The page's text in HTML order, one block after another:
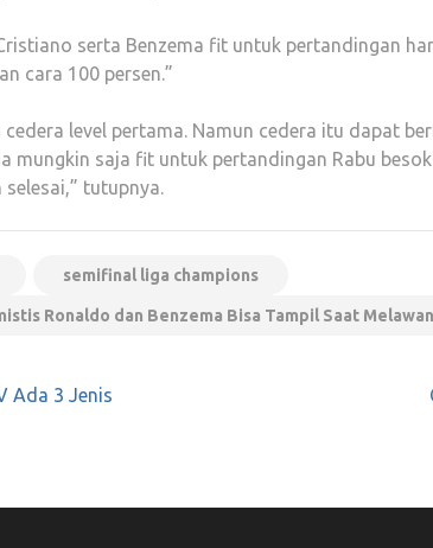
serta Benzema fit untuk pertandingan
cara 100 persen.”
cedera level pertama. Namun cedera itu dapat
mungkin saja fit untuk pertandingan Rabu
tutupnya.
semifinal liga champions
Ronaldo dan Benzema Bisa Tampil Saat
Ada 3 Jenis